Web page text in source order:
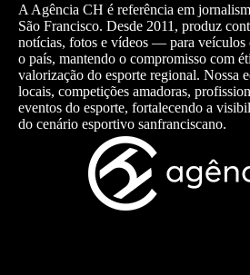
A Agência CH é referência em
São Francisco. Desde 2011, produz
notícias, fotos e vídeos — para veículos
o país, mantendo o compromisso com
valorização do esporte regional. Nossa
locais, competições amadoras,
eventos do esporte, fortalecendo a
do cenário esportivo sanfranciscano.